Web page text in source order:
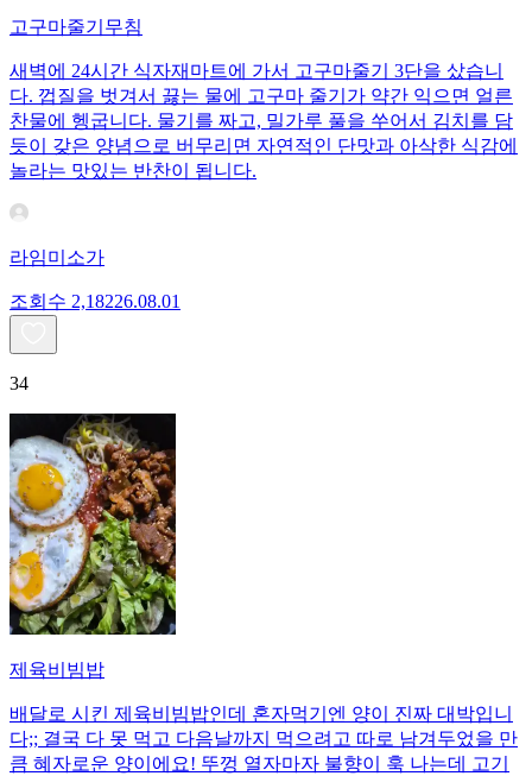
고구마줄기무침
새벽에 24시간 식자재마트에 가서 고구마줄기 3단을 샀습니
다. 껍질을 벗겨서 끓는 물에 고구마 줄기가 약간 익으면 얼른
찬물에 헹굽니다. 물기를 짜고, 밀가루 풀을 쑤어서 김치를 담
듯이 갖은 양념으로 버무리면 자연적인 단맛과 아삭한 식감에
놀라는 맛있는 반찬이 됩니다.
라임미소가
조회수 2,18226.08.01
34
제육비빔밥
배달로 시킨 제육비빔밥인데 혼자먹기엔 양이 진짜 대박입니
다;; 결국 다 못 먹고 다음날까지 먹으려고 따로 남겨두었을 만
큼 혜자로운 양이에요! 뚜껑 열자마자 불향이 훅 나는데 고기